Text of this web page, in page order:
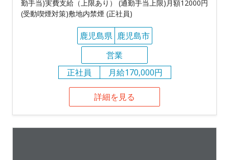
勤手当)実費支給（上限あり） (通勤手当上限)月額12000円
(受動喫煙対策)敷地内禁煙 (正社員)
鹿児島県 鹿児島市
営業
正社員
月給170,000円
詳細を見る